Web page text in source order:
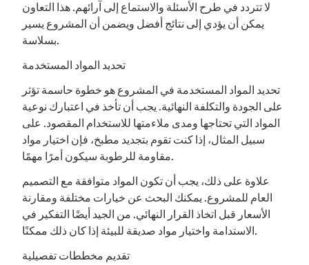
لا تتردد في طرح الأسئلة والاستماع إلى آرائهم. هذا التعاون
يمكن أن يؤدي إلى نتائج أفضل ويضمن أن المشروع يسير
بسلاسة.
تحديد المواد المستخدمة
تحديد المواد المستخدمة في المشروع هو خطوة حاسمة تؤثر
على الجودة والتكلفة النهائية. يجب أن تأخذ في اعتبارك نوعية
المواد التي تحتاجها ومدى ملاءمتها للاستخدام المقصود. على
سبيل المثال، إذا كنت تقوم بتجديد مطبخ، فإن اختيار مواد
مقاومة للرطوبة سيكون أمرًا مهمًا.
علاوة على ذلك، يجب أن تكون المواد متوافقة مع التصميم
العام للمشروع. يمكنك البحث عن خيارات مختلفة ومقارنة
الأسعار قبل اتخاذ القرار النهائي. من الجيد أيضًا التفكير في
الاستدامة واختيار مواد صديقة للبيئة إذا كان ذلك ممكنًا.
تقديم مخططات تفصيلية